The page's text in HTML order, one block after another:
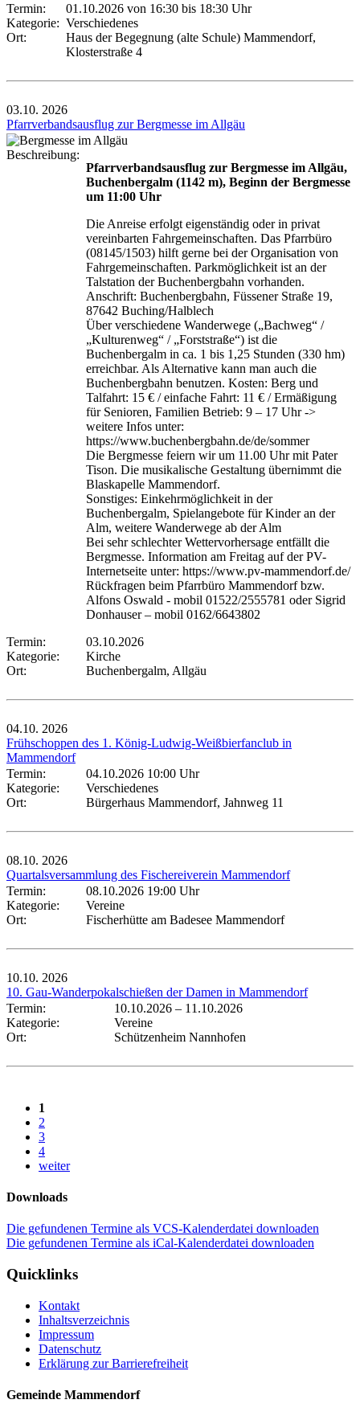
Termin:
01.10.2026 von 16:30 bis 18:30 Uhr
Kategorie: Verschiedenes
Ort:
Haus der Begegnung (alte Schule) Mammendorf,
Klosterstraße 4
03.10. 2026
Pfarrverbandsausflug zur Bergmesse im Allgäu
Beschreibung:
Pfarrverbandsausflug zur Bergmesse im Allgäu,
Buchenbergalm (1142 m), Beginn der Bergmesse
um 11:00 Uhr
Die Anreise erfolgt eigenständig oder in privat
vereinbarten Fahrgemeinschaften. Das Pfarrbüro
(08145/1503) hilft gerne bei der Organisation von
Fahrgemeinschaften. Parkmöglichkeit ist an der
Talstation der Buchenbergbahn vorhanden.
Anschrift: Buchenbergbahn, Füssener Straße 19,
87642 Buching/Halblech
Über verschiedene Wanderwege („Bachweg“ /
„Kulturenweg“ / „Forststraße“) ist die
Buchenbergalm in ca. 1 bis 1,25 Stunden (330 hm)
erreichbar. Als Alternative kann man auch die
Buchenbergbahn benutzen. Kosten: Berg und
Talfahrt: 15 € / einfache Fahrt: 11 € / Ermäßigung
für Senioren, Familien Betrieb: 9 – 17 Uhr ->
weitere Infos unter:
https://www.buchenbergbahn.de/de/sommer
Die Bergmesse feiern wir um 11.00 Uhr mit Pater
Tison. Die musikalische Gestaltung übernimmt die
Blaskapelle Mammendorf.
Sonstiges: Einkehrmöglichkeit in der
Buchenbergalm, Spielangebote für Kinder an der
Alm, weitere Wanderwege ab der Alm
Bei sehr schlechter Wettervorhersage entfällt die
Bergmesse. Information am Freitag auf der PV-
Internetseite unter: https://www.pv-mammendorf.de/
Rückfragen beim Pfarrbüro Mammendorf bzw.
Alfons Oswald - mobil 01522/2555781 oder Sigrid
Donhauser – mobil 0162/6643802
Termin:
03.10.2026
Kategorie:
Kirche
Ort:
Buchenbergalm, Allgäu
04.10. 2026
Frühschoppen des 1. König-Ludwig-Weißbierfanclub in
Mammendorf
Termin:
04.10.2026 10:00 Uhr
Kategorie:
Verschiedenes
Ort:
Bürgerhaus Mammendorf, Jahnweg 11
08.10. 2026
Quartalsversammlung des Fischereiverein Mammendorf
Termin:
08.10.2026 19:00 Uhr
Kategorie:
Vereine
Ort:
Fischerhütte am Badesee Mammendorf
10.10. 2026
10. Gau-Wanderpokalschießen der Damen in Mammendorf
Termin:
10.10.2026 – 11.10.2026
Kategorie:
Vereine
Ort:
Schützenheim Nannhofen
1
2
3
4
weiter
Downloads
Die gefundenen Termine als VCS-Kalenderdatei downloaden
Die gefundenen Termine als iCal-Kalenderdatei downloaden
Quicklinks
Kontakt
Inhaltsverzeichnis
Impressum
Datenschutz
Erklärung zur Barrierefreiheit
Gemeinde Mammendorf